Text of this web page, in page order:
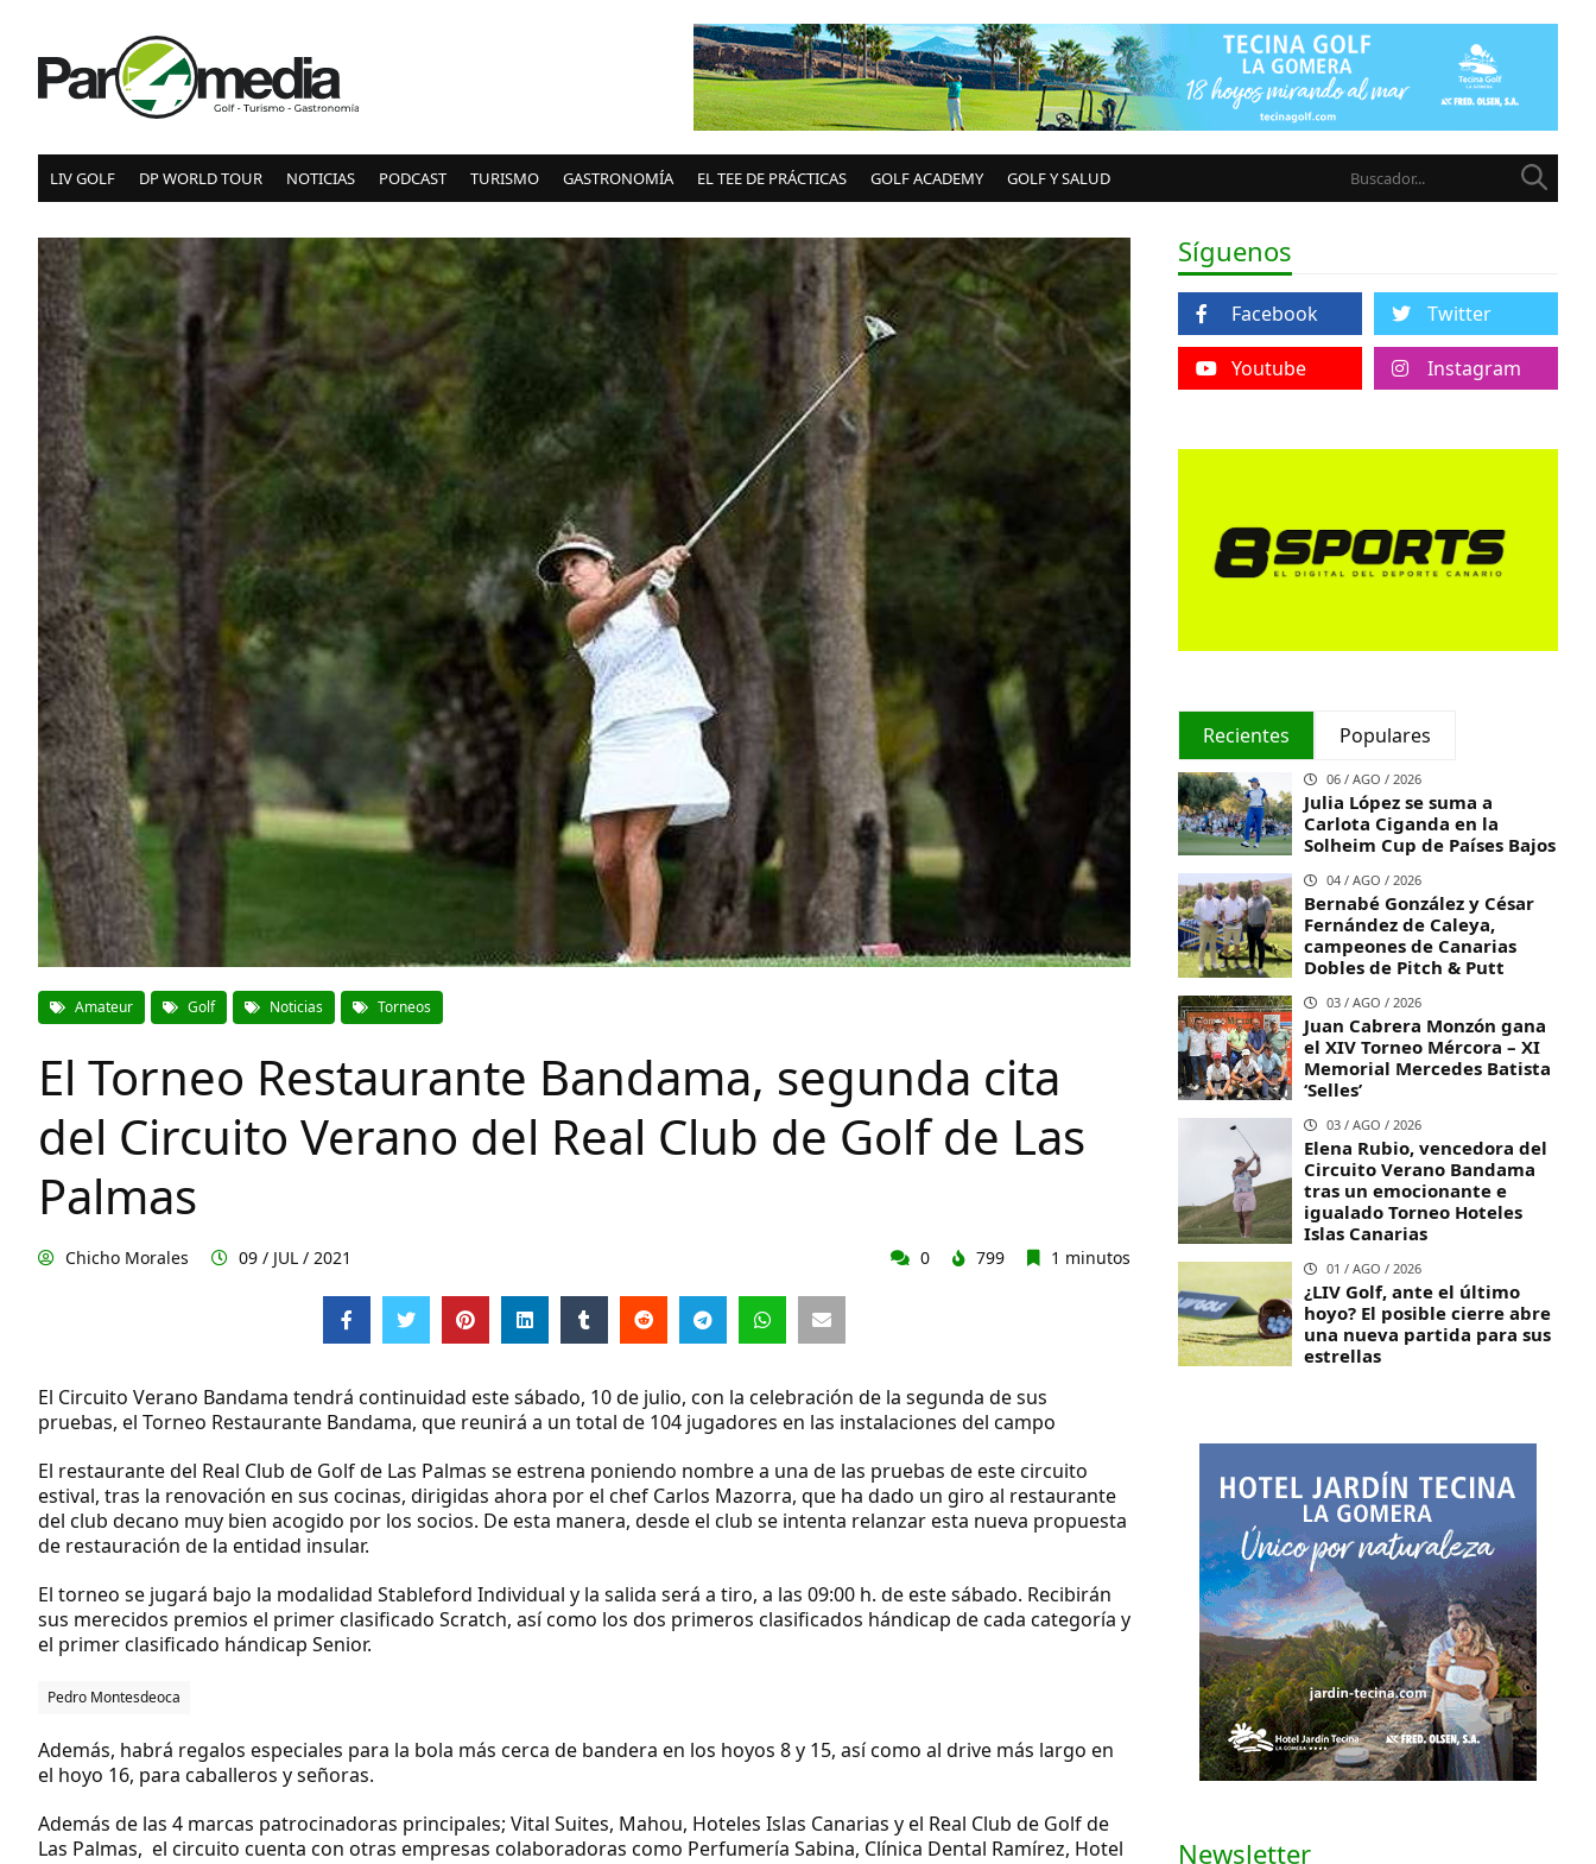
LIV GOLF DP WORLD TOUR NOTICIAS PODCAST TURISMO GASTRONOMÍA EL TEE DE PRÁCTICAS GOLF ACADEMY GOLF Y SALUD
Amateur Golf Noticias Torneos
El Torneo Restaurante Bandama, segunda cita
del Circuito Verano del Real Club de Golf de Las
Palmas
Chicho Morales 09 / JUL / 2021 0 799 1 minutos
El Circuito Verano Bandama tendrá continuidad este sábado, 10 de julio, con la celebración de la segunda de sus
pruebas, el Torneo Restaurante Bandama, que reunirá a un total de 104 jugadores en las instalaciones del campo
El restaurante del Real Club de Golf de Las Palmas se estrena poniendo nombre a una de las pruebas de este circuito
estival, tras la renovación en sus cocinas, dirigidas ahora por el chef Carlos Mazorra, que ha dado un giro al restaurante
del club decano muy bien acogido por los socios. De esta manera, desde el club se intenta relanzar esta nueva propuesta
de restauración de la entidad insular.
El torneo se jugará bajo la modalidad Stableford Individual y la salida será a tiro, a las 09:00 h. de este sábado. Recibirán
sus merecidos premios el primer clasificado Scratch, así como los dos primeros clasificados hándicap de cada categoría y
el primer clasificado hándicap Senior.
Pedro Montesdeoca
Además, habrá regalos especiales para la bola más cerca de bandera en los hoyos 8 y 15, así como al drive más largo en
el hoyo 16, para caballeros y señoras.
Además de las 4 marcas patrocinadoras principales; Vital Suites, Mahou, Hoteles Islas Canarias y el Real Club de Golf de
Las Palmas, el circuito cuenta con otras empresas colaboradoras como Perfumería Sabina, Clínica Dental Ramírez, Hotel
Síguenos
Facebook Twitter
Youtube Instagram
Recientes Populares
06 / AGO / 2026
Julia López se suma a
Carlota Ciganda en la
Solheim Cup de Países Bajos
04 / AGO / 2026
Bernabé González y César
Fernández de Caleya,
campeones de Canarias
Dobles de Pitch & Putt
03 / AGO / 2026
Juan Cabrera Monzón gana
el XIV Torneo Mércora – XI
Memorial Mercedes Batista
‘Selles’
03 / AGO / 2026
Elena Rubio, vencedora del
Circuito Verano Bandama
tras un emocionante e
igualado Torneo Hoteles
Islas Canarias
01 / AGO / 2026
¿LIV Golf, ante el último
hoyo? El posible cierre abre
una nueva partida para sus
estrellas
Newsletter